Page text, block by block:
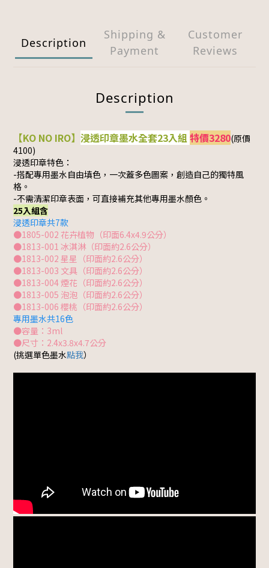
Description
Shipping &
Payment
Customer
Reviews
Description
【KO NO IRO】 浸透印章墨水全套23入組特價3280(原價
4100)
浸透印章特色：
-搭配專用墨水自由填色，一次蓋多色圖案，創造自己的獨特風
格。
-不需清潔印章表面，可直接補充其他專用墨水顏色。
25入組含
浸透印章共7款
●1805-002 花卉植物（印面6.4x4.9公分）
●1813-001 冰淇淋（印面約2.6公分）
●1813-002 星星（印面約2.6公分）
●1813-003 文具（印面約2.6公分）
●1813-004 煙花（印面約2.6公分）
●1813-005 泡泡（印面約2.6公分）
●1813-006 櫻桃（印面約2.6公分）
專用墨水共16色
●容量：3ml
●尺寸：2.4x3.8x4.7公分
(挑選單色墨水點我）